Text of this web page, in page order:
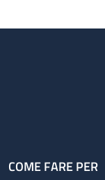
COME FARE PER